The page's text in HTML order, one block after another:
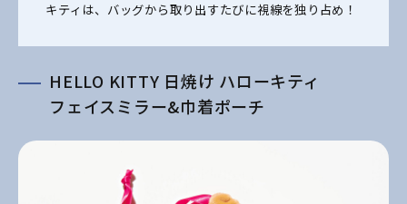
キティは、バッグから取り出すたびに視線を独り占め！
HELLO KITTY 日焼け ハローキティ
フェイスミラー&巾着ポーチ